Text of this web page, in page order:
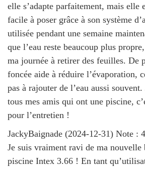
elle s’adapte parfaitement, mais elle
facile à poser grâce à son système
utilisée pendant une semaine
que l’eau reste beaucoup plus
ma journée à retirer des feuilles. De
foncée aide à réduire l’évaporation,
pas à rajouter de l’eau aussi
tous mes amis qui ont une piscine,
pour l’entretien !
JackyBaignade (2024-12-31) Note :
Je suis vraiment ravi de ma nouvelle
piscine Intex 3.66 ! En tant